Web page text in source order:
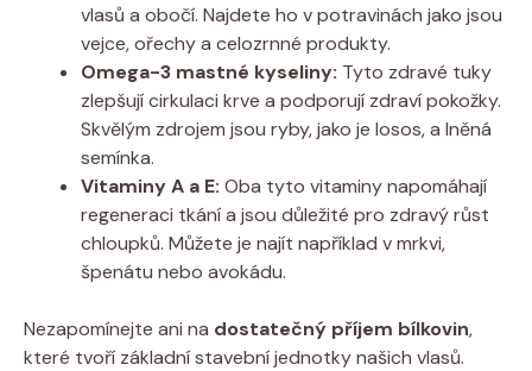
vlasů a obočí. Najdete ho v potravinách jako jsou
vejce, ořechy a celozrnné produkty.
Omega-3 mastné kyseliny: Tyto zdravé tuky
zlepšují cirkulaci krve a podporují zdraví pokožky.
Skvělým zdrojem jsou ryby, jako je losos, a lněná
semínka.
Vitaminy A a E: Oba tyto vitaminy napomáhají
regeneraci tkání a jsou důležité pro zdravý růst
chloupků. Můžete je najít například v mrkvi,
špenátu nebo avokádu.
Nezapomínejte ani na dostatečný příjem bílkovin,
které tvoří základní stavební jednotky našich vlasů.